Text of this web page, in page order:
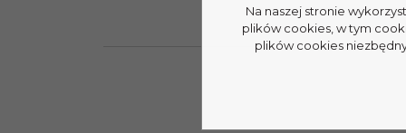
Na naszej stronie
plików cookies, w tym
plików cookies